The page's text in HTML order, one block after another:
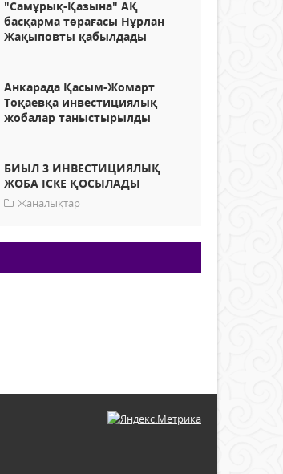
"Самұрық-Қазына" АҚ
басқарма төрағасы Нұрлан
Жақыповты қабылдады
Анкарада Қасым-Жомарт
Тоқаевқа инвестициялық
жобалар таныстырылды
БИЫЛ 3 ИНВЕСТИЦИЯЛЫҚ
ЖОБА ІСКЕ ҚОСЫЛАДЫ
Жаңалықтар